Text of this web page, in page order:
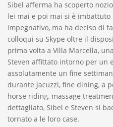
Sibel afferma ha scoperto
lei mai e poi mai si è imbattuto
impegnativo, ma ha deciso di
colloqui su Skype oltre il
prima volta a Villa Marcella,
Steven affittato intorno per un
assolutamente un fine
durante Jacuzzi, fine dining, a
horse riding, massage
dettagliato, Sibel e Steven si
tornato a le loro case.